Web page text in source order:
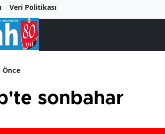
Veri Politikası
Önce
sonbahar